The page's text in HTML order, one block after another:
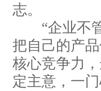
志。
“企业不管
把自己的产
核心竞争力
定主意，一